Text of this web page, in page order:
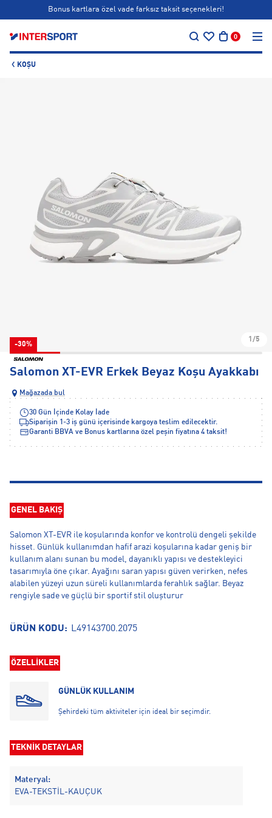
Bonus kartlara özel vade farksız taksit seçenekleri!
0
KOŞU
-30%
1/5
Salomon XT-EVR Erkek Beyaz Koşu Ayakkabı
Mağazada bul
30 Gün İçinde Kolay İade
Siparişin 1-3 iş günü içerisinde kargoya teslim edilecektir.
Garanti BBVA ve Bonus kartlarına özel peşin fiyatına 4 taksit!
GENEL BAKIŞ
Salomon XT-EVR ile koşularında konfor ve kontrolü dengeli şekilde
hisset. Günlük kullanımdan hafif arazi koşularına kadar geniş bir
kullanım alanı sunan bu model, dayanıklı yapısı ve destekleyici
tasarımıyla öne çıkar. Ayağını saran yapısı güven verirken, nefes
alabilen yüzeyi uzun süreli kullanımlarda ferahlık sağlar. Beyaz
rengiyle sade ve güçlü bir sportif stil oluşturur
ÜRÜN KODU: L49143700.2075
ÖZELLİKLER
GÜNLÜK KULLANIM
Şehirdeki tüm aktiviteler için ideal bir seçimdir.
TEKNİK DETAYLAR
Materyal:
EVA-TEKSTİL-KAUÇUK